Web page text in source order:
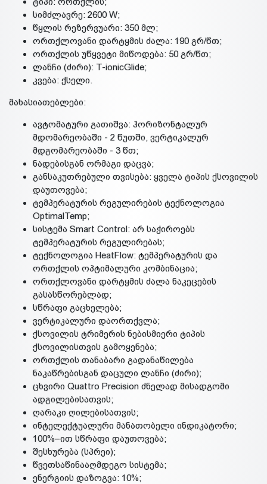
სიმძლავრე: 2600 W;
წყლის რეზერვუარი: 350 მლ;
ორთქლოვანი დარტყმის ძალა: 190 გრ/წთ;
ორთქლის უწყვეტი მიწოდება: 50 გრ/წთ;
ლანჩი (ძირი): T-ionicGlide;
კვება: ქსელი.
მახასიათებლები:
ავტომატური გათიშვა: ჰორიზონტალურ
მდომარეობაში - 2 წუთში, ვერტიკალურ
მდგომარეობაში - 3 წთ;
ნადებისგან ორმაგი დაცვა;
განსაკუთრებული თვისება: ყველა ტიპის ქსოვილის
დაუთოვება;
ტემპერატურის რეგულირების ტექნოლოგია
OptimalTemp;
სისტემა Smart Control: არ საჭიროებს
ტემპერატურის რეგულირებას;
ტექნოლოგია HeatFlow: ტემპერატურის და
ორთქლის ოპტიმალური კომბინაცია;
ორთქლოვანი დარტყმის ძალა ნაკეცების
გასასწორებლად;
სწრაფი გაცხელება;
ვერტიკალური დაორთქვლა;
ქსოვილის ტრიმერის ნებისმიერი ტიპის
ქსოვილისთვის გამოყენება;
ორთქლის თანაბარი გადანაწილება
ნაკაწრებისგან დაცული ლანჩი (ძირი);
ცხვირი Quattro Precision ძნელად მისადგომი
ადგილებისათვის;
ღარაკი ღილებისათვის;
ინტელექტუალური მანათობელი ინდიკატორი;
100%–ით სწრაფი დაუთოვება;
შესხურება (სპრეი);
წვეთსაწინააღმდეგო სისტემა;
ენერგიის დაზოგვა: 10%;